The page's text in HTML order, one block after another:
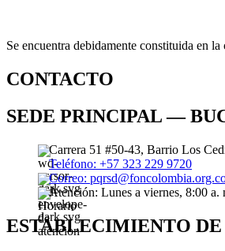
Se encuentra debidamente constituida en
CONTACTO
SEDE PRINCIPAL —
Carrera 51 #50-43, Barrio Los
Teléfono: +57 323 229 9720
Correo:
Atención: Lunes a viernes, 8:00
ESTABLECIMIENTO